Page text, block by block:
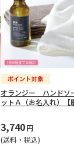
オランジー ハンドソ
ットＡ（お名入れ）【
3,740円
(送料・税込)